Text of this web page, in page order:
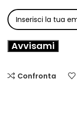
Avvisami
Confronta